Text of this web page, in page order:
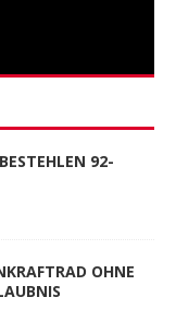
92-
OHNE